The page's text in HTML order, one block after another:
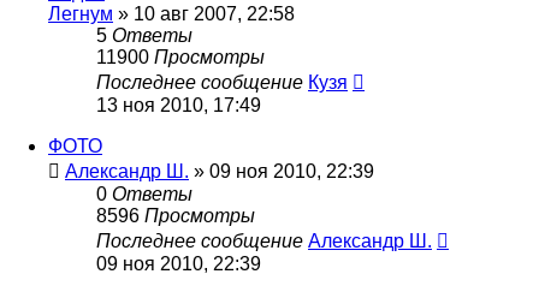
Легнум » 10 авг 2007, 22:58
5 Ответы
11900 Просмотры
Последнее сообщение Кузя
13 ноя 2010, 17:49
ФОТО
Александр Ш. » 09 ноя 2010, 22:39
0 Ответы
8596 Просмотры
Последнее сообщение Александр Ш.
09 ноя 2010, 22:39